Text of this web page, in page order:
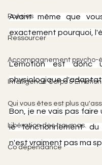
Poésies
Ressourcer
Accompagnement psycho-
Intelligence Corps &
Qui vous êtes est plus
Libération des traumas.
Co dépendance
Avant même que
exactement pourquoi,
L'émotion est donc
physiologique
Bon, je ne vais pas faire
le fonctionnement
n'est vraiment pas ma